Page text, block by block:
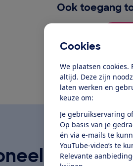
Cookies
We plaatsen
altijd. Deze zijn
laten werken en
keuze om:
Je gebruikservaring
Op basis van je
én via e-mails te
YouTube-video’s te
Relevante
Ook toegang
Al lid?
getest